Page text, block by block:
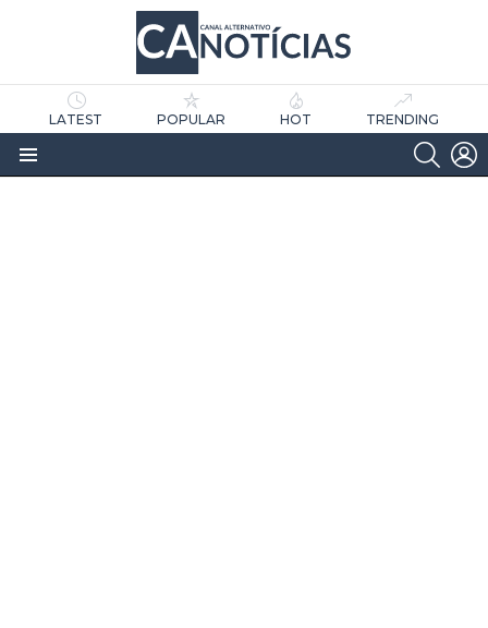
LATEST POPULAR HOT TRENDING
Menu